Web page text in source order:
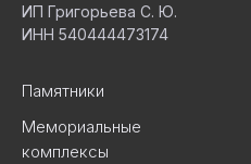
ИП Григорьева С. Ю.
ИНН 540444473174
Памятники
Мемориальные
комплексы